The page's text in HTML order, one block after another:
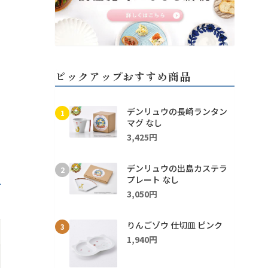
ピックアップおすすめ商品
1
デンリュウの長崎ランタン
マグ なし
3,425円
2
デンリュウの出島カステラ
プレート なし
3,050円
3
りんごゾウ 仕切皿 ピンク
1,940円